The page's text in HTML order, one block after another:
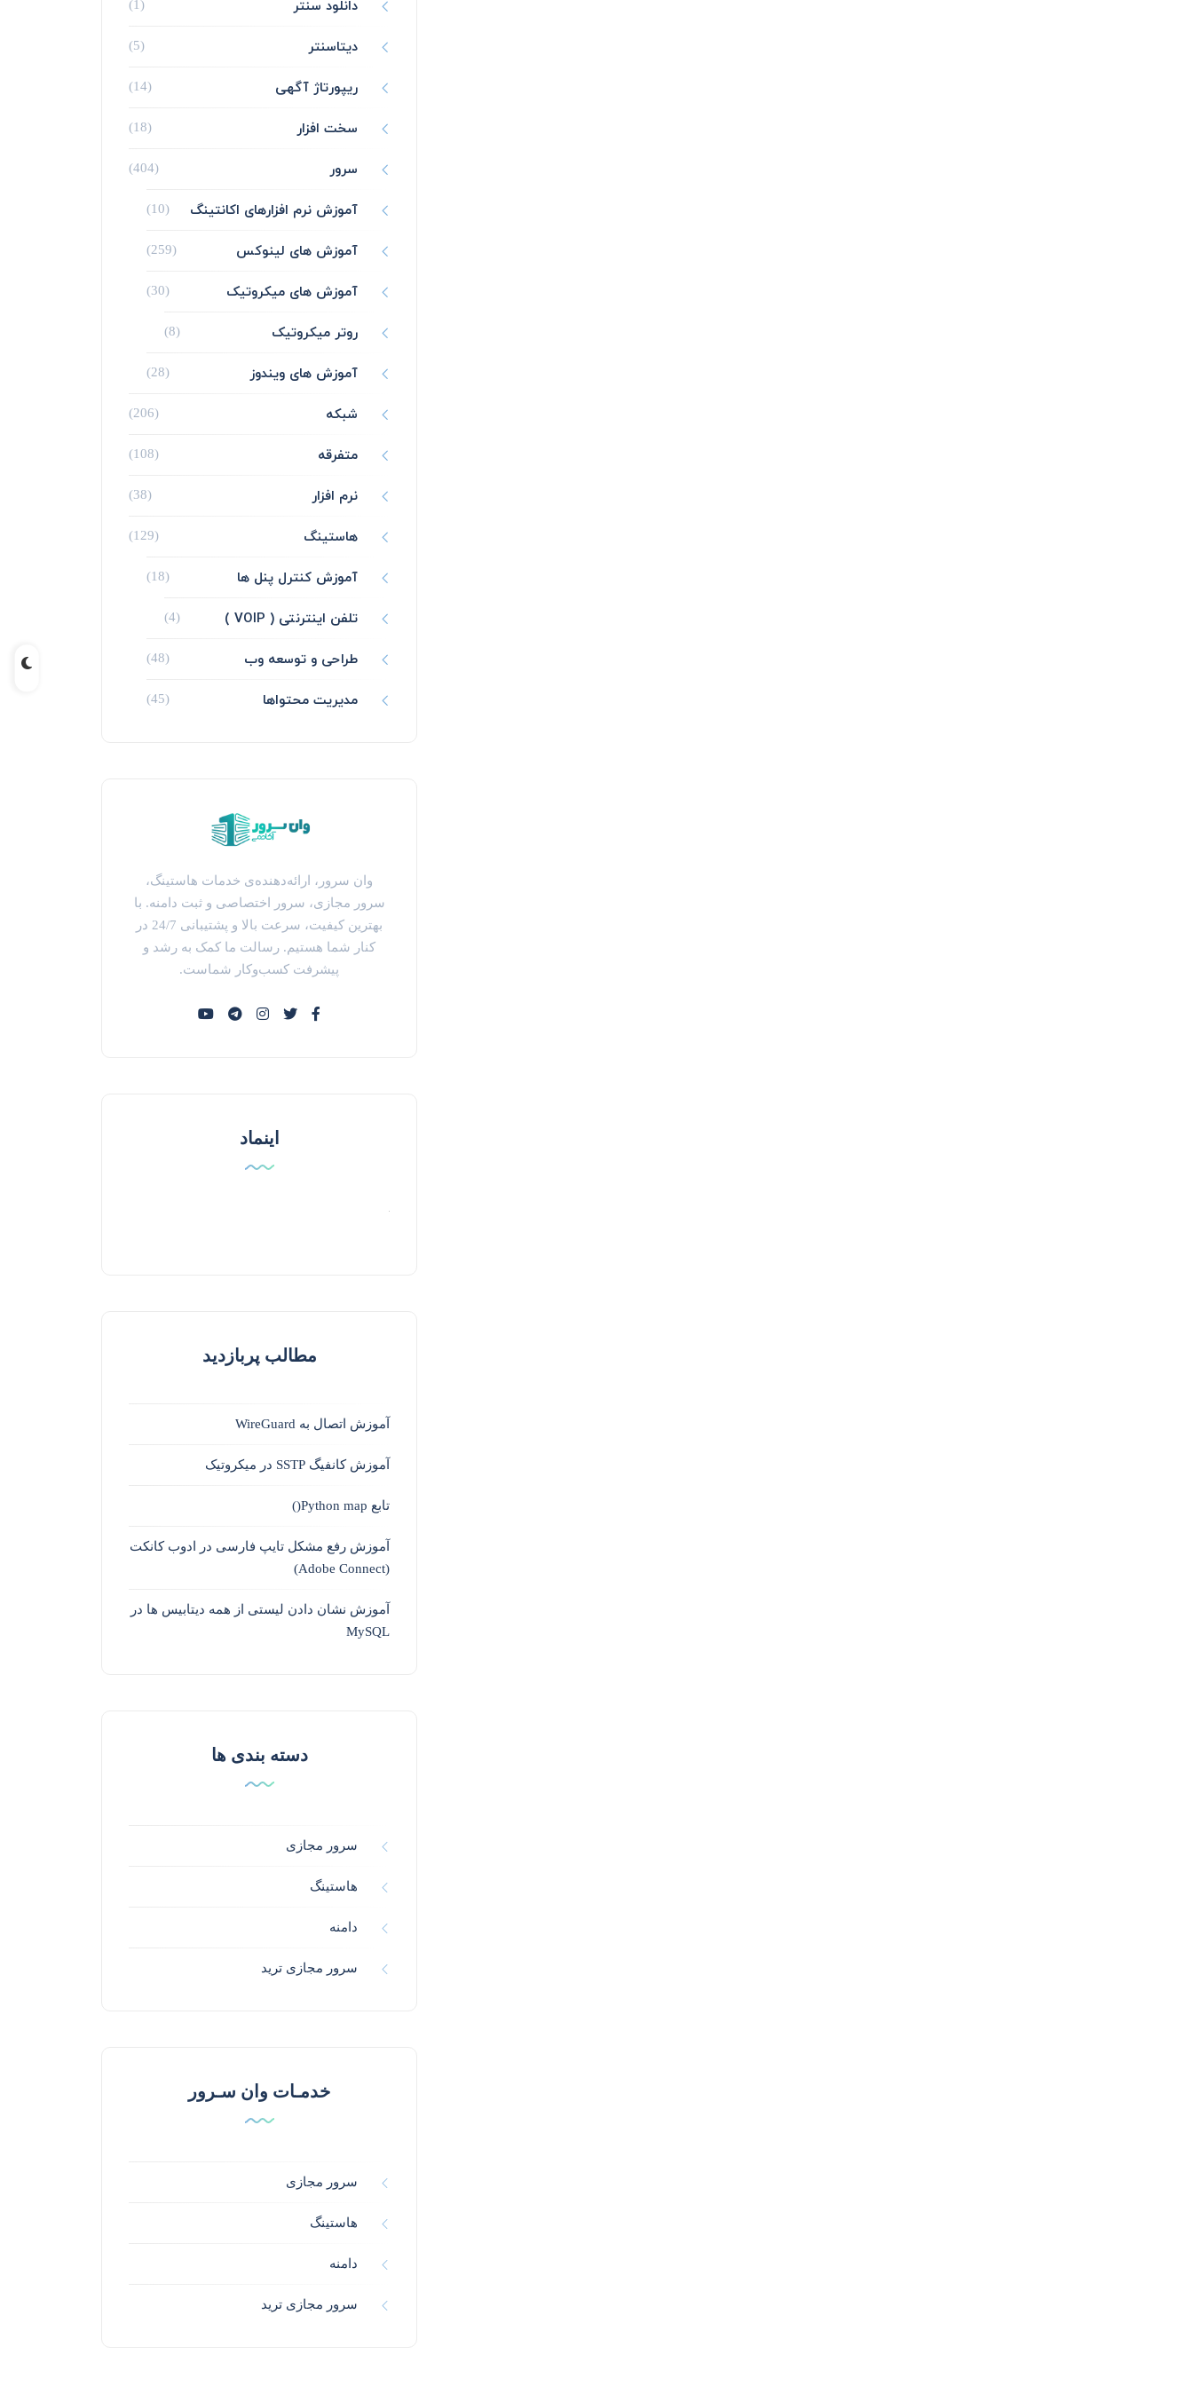
دانلود سنتر (1)
دیتاسنتر (5)
ریپورتاژ آگهی (14)
سخت افزار (18)
سرور (404)
آموزش نرم افزارهای اکانتینگ (10)
آموزش های لینوکس (259)
آموزش های میکروتیک (30)
روتر میکروتیک (8)
آموزش های ویندوز (28)
شبکه (206)
متفرقه (108)
نرم افزار (38)
هاستینگ (129)
آموزش کنترل پنل ها (18)
تلفن اینترنتی ( VOIP ) (4)
طراحی و توسعه وب (48)
مدیریت محتواها (45)
وان سرور، ارائه‌دهنده‌ی خدمات هاستینگ،
سرور مجازی، سرور اختصاصی و ثبت دامنه. با
بهترین کیفیت، سرعت بالا و پشتیبانی 24/7 در
کنار شما هستیم. رسالت ما کمک به رشد و
پیشرفت کسب‌وکار شماست.
اینماد
مطالب پربازدید
آموزش اتصال به WireGuard
آموزش کانفیگ SSTP در میکروتیک
تابع Python map()
آموزش رفع مشکل تایپ فارسی در ادوب کانکت
(Adobe Connect)
آموزش نشان دادن لیستی از همه دیتابیس ها در
MySQL
دسته بندی ها
سرور مجازی
هاستینگ
دامنه
سرور مجازی ترید
خدمـات وان سـرور
سرور مجازی
هاستینگ
دامنه
سرور مجازی ترید